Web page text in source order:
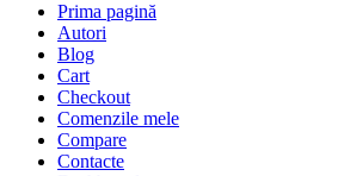
Prima pagină
Autori
Blog
Cart
Checkout
Comenzile mele
Compare
Contacte